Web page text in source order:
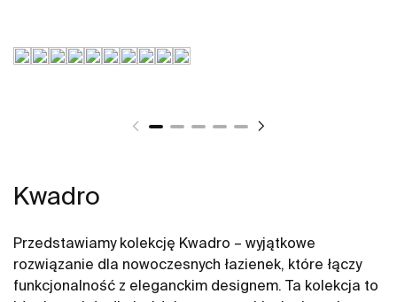
Kwadro
Przedstawiamy kolekcję Kwadro – wyjątkowe
rozwiązanie dla nowoczesnych łazienek, które łączy
funkcjonalność z eleganckim designem. Ta kolekcja to